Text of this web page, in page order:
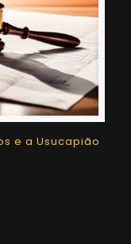
e a Usucapião